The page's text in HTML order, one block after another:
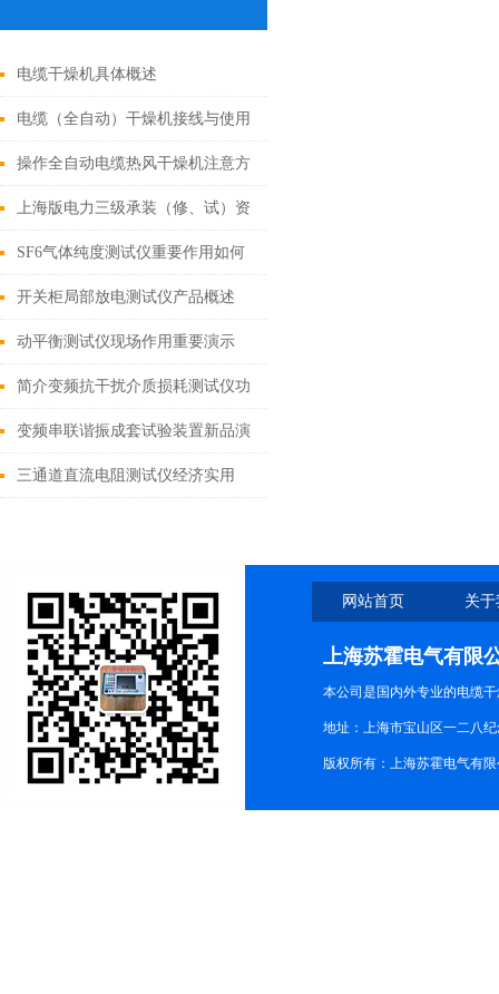
电缆干燥机具体概述
电缆（全自动）干燥机接线与使用
注意
操作全自动电缆热风干燥机注意方
方面面
上海版电力三级承装（修、试）资
质设备
SF6气体纯度测试仪重要作用如何
开关柜局部放电测试仪产品概述
动平衡测试仪现场作用重要演示
简介变频抗干扰介质损耗测试仪功
能特点
变频串联谐振成套试验装置新品演
绎
三通道直流电阻测试仪经济实用
网站首页 关
上海苏霍电气有限
本公司是国内外专业的电缆
地址：上海市宝山区一二八纪
版权所有：上海苏霍电气有